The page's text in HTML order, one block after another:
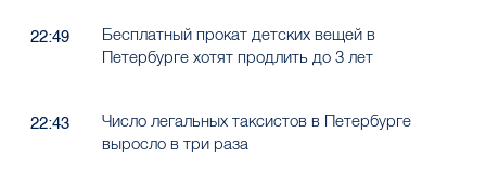
22:49
Бесплатный прокат детских вещей в
Петербурге хотят продлить до 3 лет
22:43
Число легальных таксистов в Петербурге
выросло в три раза